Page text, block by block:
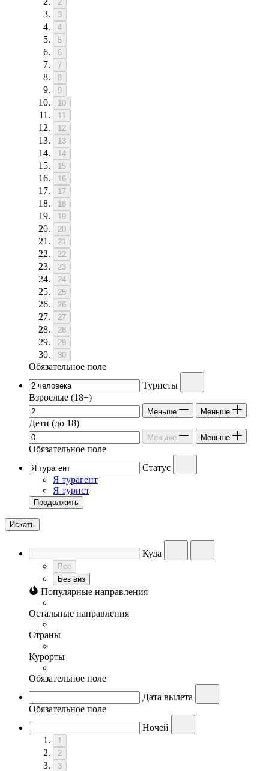
2
3
4
5
6
7
8
9
10
11
12
13
14
15
16
17
18
19
20
21
22
23
24
25
26
27
28
29
30
Обязательное поле
Туристы
Взрослые (18+)
Меньше Меньше
Дети (до 18)
Меньше Меньше
Обязательное поле
Статус
Я турагент
Я турист
Продолжить
Искать
Куда
Все
Без виз
Популярные направления
Остальные направления
Страны
Курорты
Обязательное поле
Дата вылета
Обязательное поле
Ночей
1
2
3